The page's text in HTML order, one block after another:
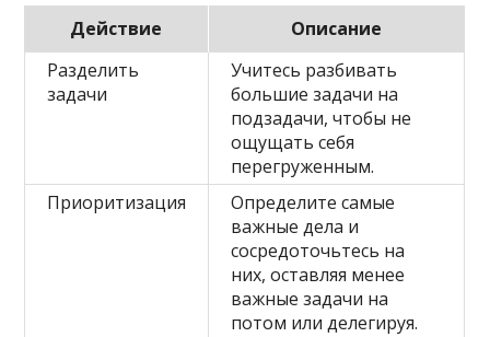
Действие
Описание
Разделить
задачи
Учитесь разбивать
большие задачи на
подзадачи, чтобы не
ощущать себя
перегруженным.
Приоритизация
Определите самые
важные дела и
сосредоточьтесь на
них, оставляя менее
важные задачи на
потом или делегируя.